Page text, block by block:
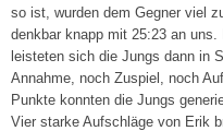
Ergebnisse
2. Herren
3. Herren
so ist, wurden dem Gegner viel
denkbar knapp mit 25:23 an
leisteten sich die Jungs dann in
Annahme, noch Zuspiel, noch
Punkte konnten die Jungs
Vier starke Aufschläge von Erik